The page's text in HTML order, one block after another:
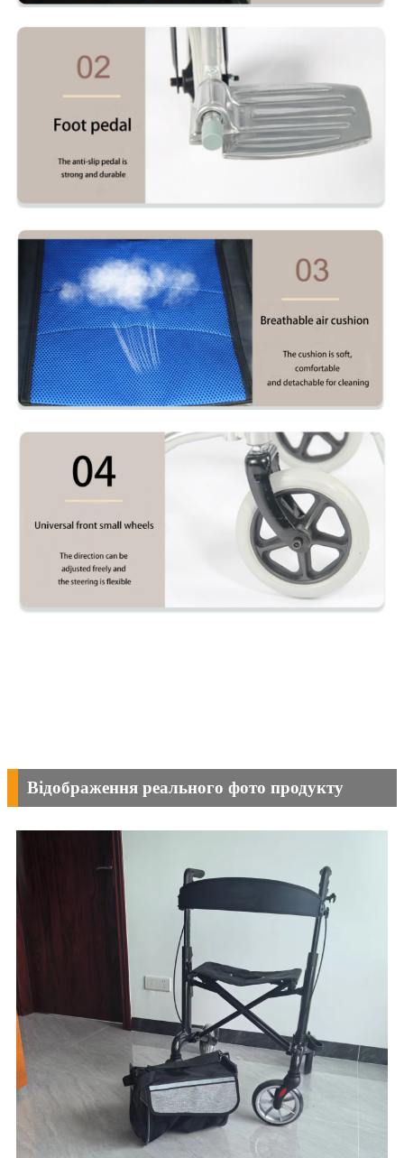
Відображення реального фото продукту